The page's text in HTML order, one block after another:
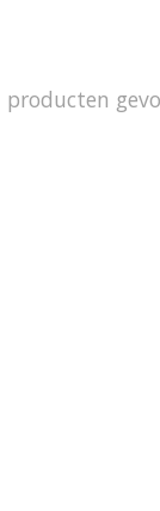
producten